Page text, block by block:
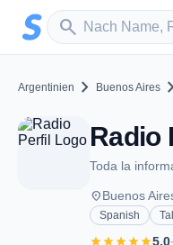
Zum Hauptinhalt springen
search
Sender suchen
Argentinien chevron_right Buenos Aires
placeBuenos
Spanish
starstarstarstarstar5.0